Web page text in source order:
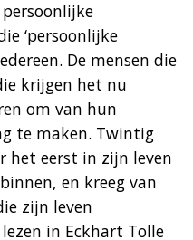
‘persoonlijke
De mensen die
krijgen het nu
om van hun
te maken. Twintig
het eerst in zijn leven
en kreeg van
zijn leven
in Eckhart Tolle